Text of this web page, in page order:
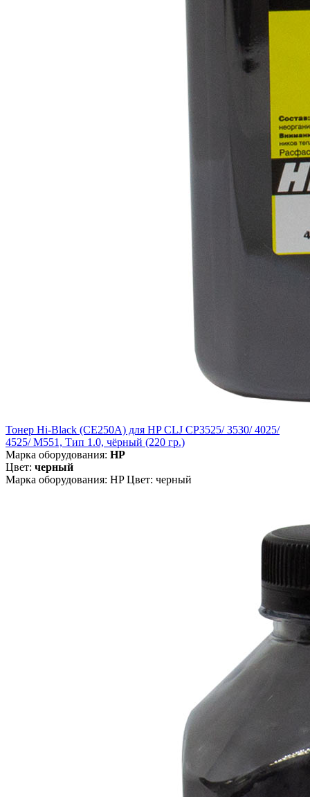
Тонер Hi-Black (CE250A) для HP CLJ CP3525/ 3530/ 4025/
4525/ M551, Тип 1.0, чёрный (220 гр.)
Марка оборудования: HP
Цвет: черный
Марка оборудования: HP Цвет: черный